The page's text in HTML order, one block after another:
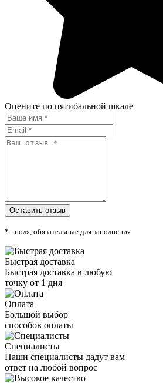
Оцените по пятибальной шкале
* - поля, обязательные для заполнения
Быстрая доставка
Быстрая доставка в любую
точку от 1 дня
Оплата
Большой выбор
способов оплаты
Специалисты
Наши специалисты дадут вам
ответ на любой вопрос